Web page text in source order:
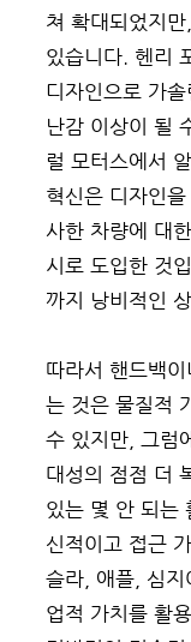
쳐 확대되었지
있습니다. 헨리
디자인으로 가
난감 이상이 될
럴 모터스에서
혁신은 디자인
사한 차량에 대
시로 도입한 것
까지 낭비적인
따라서 핸드백
는 것은 물질적
수 있지만, 그럼
대성의 점점 더
있는 몇 안 되는
신적이고 접근
슬라, 애플, 심
업적 가치를 활